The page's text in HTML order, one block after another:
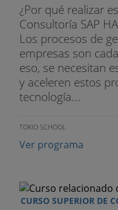
¿Por qué realizar
Consultoría SAP
Los procesos de
empresas son
eso, se necesitan
y aceleren estos
tecnología...
TOKIO SCHOOL
Ver programa
CURSO SUPERIOR DE